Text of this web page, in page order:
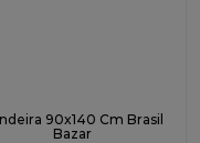
90x140 Cm Brasil
Bazar